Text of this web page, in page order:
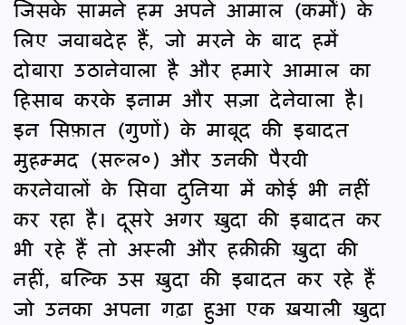
जिसके सामने हम अपने आमाल (कर्मों) के
लिए जवाबदेह हैं, जो मरने के बाद हमें
दोबारा उठानेवाला है और हमारे आमाल का
हिसाब करके इनाम और सज़ा देनेवाला है।
इन सिफ़ात (गुणों) के माबूद की इबादत
मुहम्मद (सल्ल०) और उनकी पैरवी
करनेवालों के सिवा दुनिया में कोई भी नहीं
कर रहा है। दूसरे अगर ख़ुदा की इबादत कर
भी रहे हैं तो अस्ली और हक़ीक़ी ख़ुदा की
नहीं, बल्कि उस ख़ुदा की इबादत कर रहे हैं
जो उनका अपना गढ़ा हुआ एक ख़याली ख़ुदा